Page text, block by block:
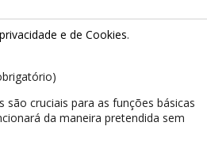
e de Cookies.
são cruciais para as funções básicas
da maneira pretendida sem